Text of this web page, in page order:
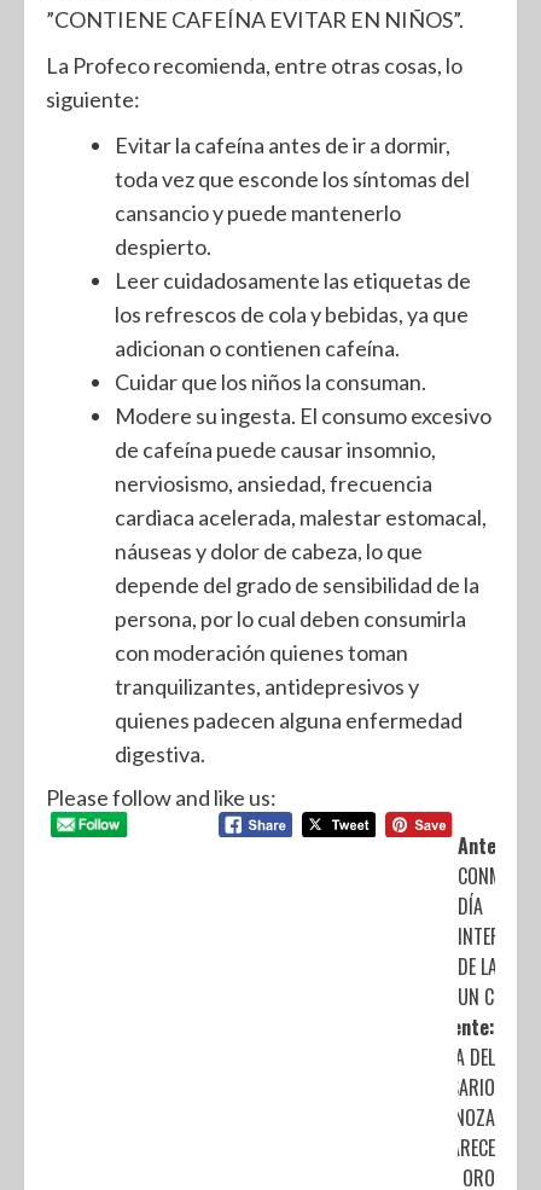
”CONTIENE CAFEÍNA EVITAR EN NIÑOS”.
La Profeco recomienda, entre otras cosas, lo
siguiente:
Evitar la cafeína antes de ir a dormir,
toda vez que esconde los síntomas del
cansancio y puede mantenerlo
despierto.
Leer cuidadosamente las etiquetas de
los refrescos de cola y bebidas, ya que
adicionan o contienen cafeína.
Cuidar que los niños la consuman.
Modere su ingesta. El consumo excesivo
de cafeína puede causar insomnio,
nerviosismo, ansiedad, frecuencia
cardiaca acelerada, malestar estomacal,
náuseas y dolor de cabeza, lo que
depende del grado de sensibilidad de la
persona, por lo cual deben consumirla
con moderación quienes toman
tranquilizantes, antidepresivos y
quienes padecen alguna enfermedad
digestiva.
Please follow and like us:
Anterior:
DÍA
DE LA
UN CLICK
Siguiente:
MARÍA DEL
ROSARIO
ESPINOZA
REAPARECE
CON ORO